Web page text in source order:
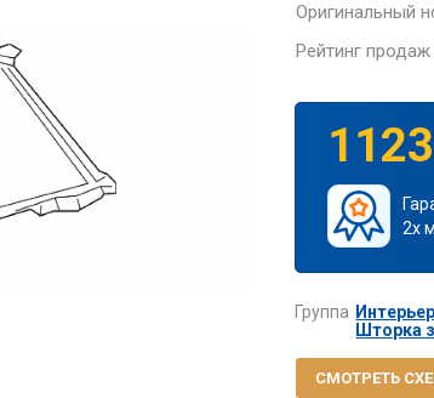
Оригинальный
Рейтинг продаж
2х
Группа
Шторка
СМОТРЕТЬ